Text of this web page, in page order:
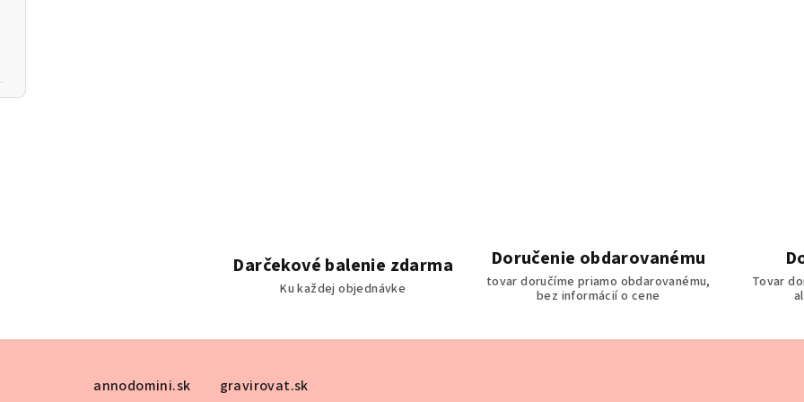
Darčekové balenie zdarma
Ku každej objednávke
Doručenie obdarovanému
tovar doručíme priamo obdarovanému,
bez informácií o cene
Tovar
annodomini.sk gravirovat.sk